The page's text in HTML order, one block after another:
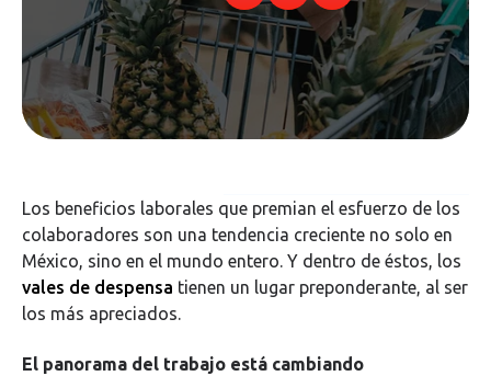
Los beneficios laborales que premian el esfuerzo de los
colaboradores son una tendencia creciente no solo en
México, sino en el mundo entero. Y dentro de éstos, los
vales de despensa tienen un lugar preponderante, al ser
los más apreciados.
El panorama del trabajo está cambiando